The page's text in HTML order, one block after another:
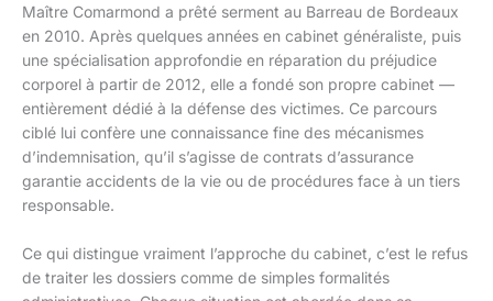
Maître Comarmond a prêté serment au Barreau de Bordeaux
en 2010. Après quelques années en cabinet généraliste, puis
une spécialisation approfondie en réparation du préjudice
corporel à partir de 2012, elle a fondé son propre cabinet —
entièrement dédié à la défense des victimes. Ce parcours
ciblé lui confère une connaissance fine des mécanismes
d’indemnisation, qu’il s’agisse de contrats d’assurance
garantie accidents de la vie ou de procédures face à un tiers
responsable.
Ce qui distingue vraiment l’approche du cabinet, c’est le refus
de traiter les dossiers comme de simples formalités